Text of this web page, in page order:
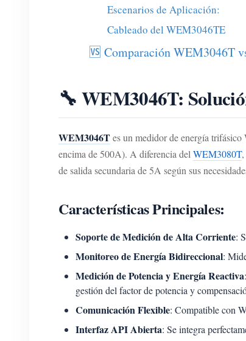
Escenarios de Aplicación:
Cableado del WEM3046TE
🆚 Comparación WEM3046T
🔧 WEM3046T:
WEM3046Tes un medidor de energía
encima de 500A). A diferencia delWEM3080T,
de salida secundaria de 5A según sus
Características Principales:
Soporte de Medición de Alta Corriente:
Monitoreo de Energía Bidireccional:
Medición de Potencia y Energía Reactiva
gestión del factor de potencia y
Comunicación Flexible: Compatible con
Interfaz API Abierta: Se integra